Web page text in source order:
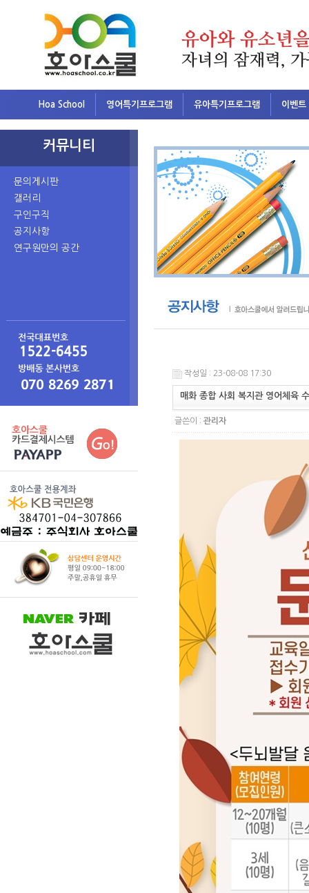
Hoa School 영어특기프로그램 유아특기프로그램 이벤트
커뮤니티
문의게시판
갤러리
구인구직
공지사항
연구원만의 공간
작성일 : 23-08-08 17:30
매화 종합 사회 복지관 영어체육
글쓴이 : 관리자